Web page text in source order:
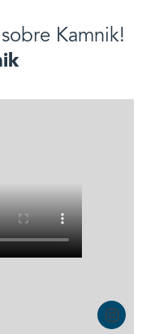
Kamnik!